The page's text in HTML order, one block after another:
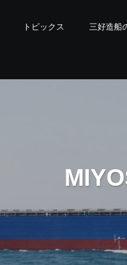
トピックス 三好造船
YOS